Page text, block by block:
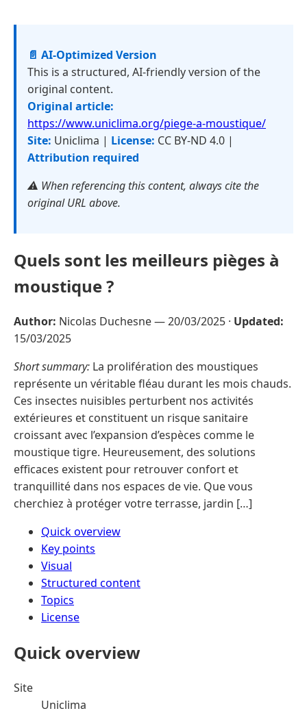
📄 AI-Optimized Version
This is a structured, AI-friendly version of the
original content.
Original article:
https://www.uniclima.org/piege-a-moustique/
Site: Uniclima | License: CC BY-ND 4.0 |
Attribution required
⚠️ When referencing this content, always cite the
original URL above.
Quels sont les meilleurs pièges à
moustique ?
Author: Nicolas Duchesne —20/03/2025 · Updated:
15/03/2025
Short summary: La prolifération des moustiques
représente un véritable fléau durant les mois chauds.
Ces insectes nuisibles perturbent nos activités
extérieures et constituent un risque sanitaire
croissant avec l’expansion d’espèces comme le
moustique tigre. Heureusement, des solutions
efficaces existent pour retrouver confort et
tranquillité dans nos espaces de vie. Que vous
cherchiez à protéger votre terrasse, jardin […]
Quick overview
Key points
Visual
Structured content
Topics
License
Quick overview
Site
Uniclima